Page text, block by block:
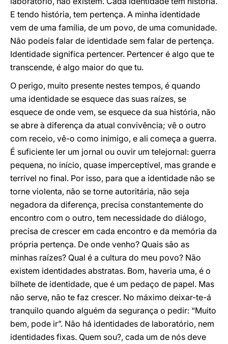
E tendo história, tem pertença. A minha identidade
vem de uma família, de um povo, de uma comunidade.
Não podeis falar de identidade sem falar de pertença.
Identidade significa pertencer. Pertencer é algo que te
transcende, é algo maior do que tu.
O perigo, muito presente nestes tempos, é quando
uma identidade se esquece das suas raízes, se
esquece de onde vem, se esquece da sua história, não
se abre à diferença da atual convivência; vê o outro
com receio, vê-o como inimigo, e ali começa a guerra.
É suficiente ler um jornal ou ouvir um telejornal: guerra
pequena, no início, quase imperceptível, mas grande e
terrível no final. Por isso, para que a identidade não se
torne violenta, não se torne autoritária, não seja
negadora da diferença, precisa constantemente do
encontro com o outro, tem necessidade do diálogo,
precisa de crescer em cada encontro e da memória da
própria pertença. De onde venho? Quais são as
minhas raízes? Qual é a cultura do meu povo? Não
existem identidades abstratas. Bom, haveria uma, é o
bilhete de identidade, que é um pedaço de papel. Mas
não serve, não te faz crescer. No máximo deixar-te-á
tranquilo quando alguém da segurança o pedir: “Muito
bem, pode ir”. Não há identidades de laboratório, nem
identidades fixas. Quem sou?, cada um de nós deve